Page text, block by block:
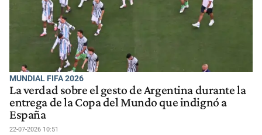
MUNDIAL FIFA 2026
La verdad sobre el gesto de Argentina durante la
entrega de la Copa del Mundo que indignó a
España
22-07-2026 10:51